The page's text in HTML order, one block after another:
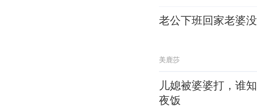
老公下班回家老婆
美鹿莎
儿媳被婆婆打，谁
夜饭